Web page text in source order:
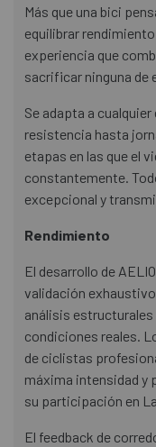
Más que una bici
equilibrar
experiencia que
sacrificar ninguna de
Se adapta a
resistencia hasta
etapas en las que el
constantemente.
excepcional y
Rendimiento
El desarrollo de
validación
análisis estructurales
condiciones reales.
de ciclistas
máxima intensidad y
su participación en
El feedback de